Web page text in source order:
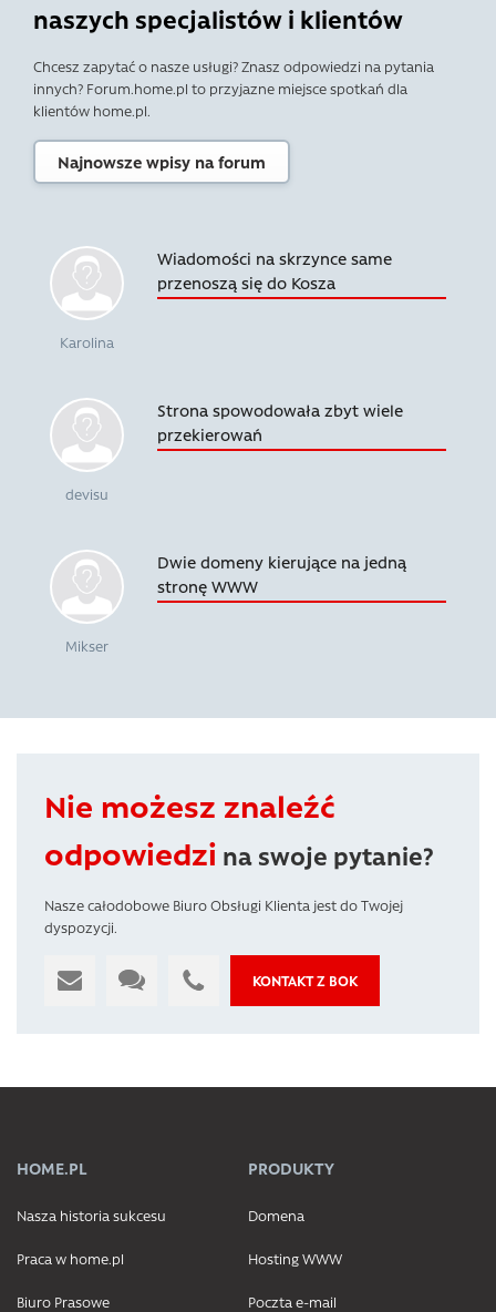
naszych specjalistów i klientów
Chcesz zapytać o nasze usługi? Znasz odpowiedzi na pytania
innych? Forum.home.pl to przyjazne miejsce spotkań dla
klientów home.pl.
Najnowsze wpisy na forum
Karolina
Wiadomości na skrzynce same
przenoszą się do Kosza
devisu
Strona spowodowała zbyt wiele
przekierowań
Mikser
Dwie domeny kierujące na jedną
stronę WWW
Nie możesz znaleźć
odpowiedzi na swoje pytanie?
Nasze całodobowe Biuro Obsługi Klienta jest do Twojej
dyspozycji.
KONTAKT Z BOK
HOME.PL
Nasza historia sukcesu
Praca w home.pl
Biuro Prasowe
PRODUKTY
Domena
Hosting WWW
Poczta e-mail